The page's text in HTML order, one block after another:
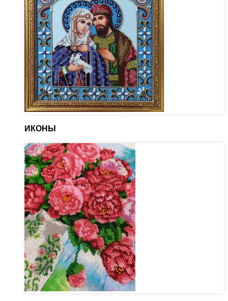
ИКОНЫ